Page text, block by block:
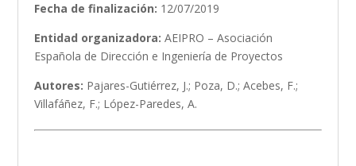
Fecha de finalización: 12/07/2019
Entidad organizadora: AEIPRO – Asociación
Española de Dirección e Ingeniería de Proyectos
Autores: Pajares-Gutiérrez, J.; Poza, D.; Acebes, F.;
Villafáñez, F.; López-Paredes, A.